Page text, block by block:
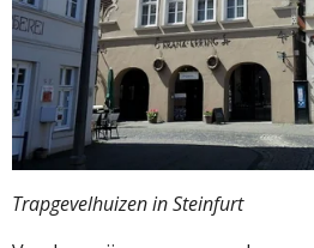
Trapgevelhuizen in Steinfurt